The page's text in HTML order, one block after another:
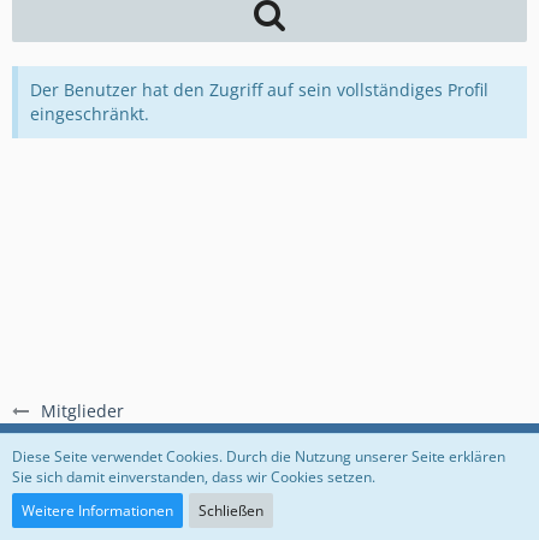
Mitglieder
Der Benutzer hat den Zugriff auf sein vollständiges Profil
eingeschränkt.
Regeln Datenschutzerklärung Impressum
Community-Software:
Diese Seite verwendet Cookies. Durch die Nutzung unserer Seite erklären
Sie sich damit einverstanden, dass wir Cookies setzen.
Weitere Informationen
Schließen